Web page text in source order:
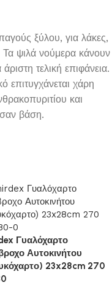
ξύλου, για λάκες,
ψιλά νούμερα κάνουν
τελική επιφάνεια.
επιτυγχάνεται χάρη
και
σαν βάση.
Γυαλόχαρτο
Αυτοκινήτου
23x28cm 270